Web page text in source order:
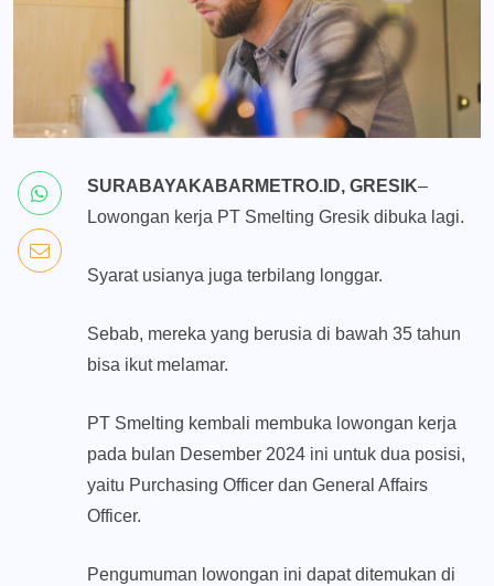
SURABAYAKABARMETRO.ID, GRESIK–
Lowongan kerja PT Smelting Gresik dibuka lagi.
Syarat usianya juga terbilang longgar.
Sebab, mereka yang berusia di bawah 35 tahun
bisa ikut melamar.
PT Smelting kembali membuka lowongan kerja
pada bulan Desember 2024 ini untuk dua posisi,
yaitu Purchasing Officer dan General Affairs
Officer.
Pengumuman lowongan ini dapat ditemukan di